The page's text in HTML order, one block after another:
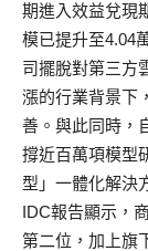
期進入效益兌現
模已提升至4.04
司擺脫對第三方
漲的行業背景下
善。與此同時，
撐近百萬項模型
型」一體化解決
IDC報告顯示，
第二位，加上旗